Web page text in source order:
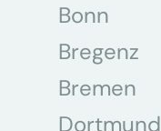
Bonn
Bregenz
Bremen
Dortmund